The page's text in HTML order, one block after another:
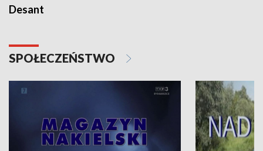
Desant
SPOŁECZEŃSTWO